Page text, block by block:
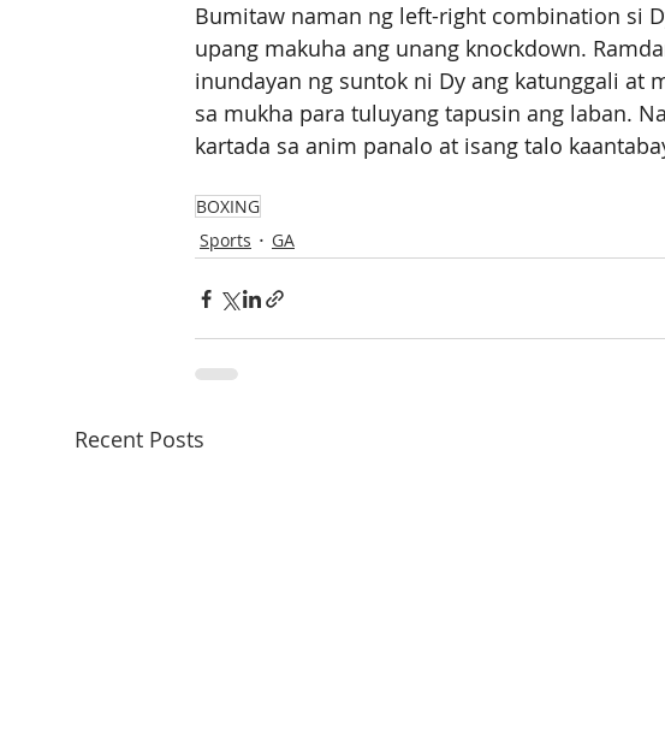
Bumitaw naman ng left-right combination si
upang makuha ang unang knockdown.
inundayan ng suntok ni Dy ang katunggali at
sa mukha para tuluyang tapusin ang laban.
kartada sa anim panalo at isang talo
BOXING
Sports
GA
Recent Posts